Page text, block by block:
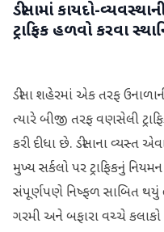
ડીસામાં કાયદો-
ટ્રાફિક હળવો કરવા
ડીસા શહેરમાં એક તરફ
ત્યારે બીજી તરફ વણસેલી
કરી દીધા છે. ડીસાના વ્યસ્ત
મુખ્ય સર્કલો પર ટ્રાફિકનું
સંપૂર્ણપણે નિષ્ફળ સાબિત થયું
ગરમી અને બફારા વચ્ચે કલાકો